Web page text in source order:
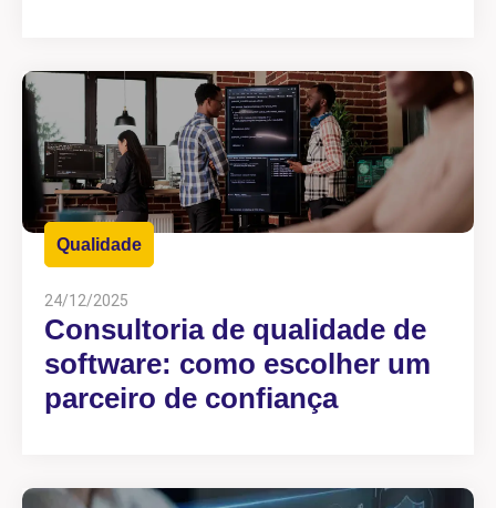
Qualidade
24/12/2025
Consultoria de qualidade de
software: como escolher um
parceiro de confiança